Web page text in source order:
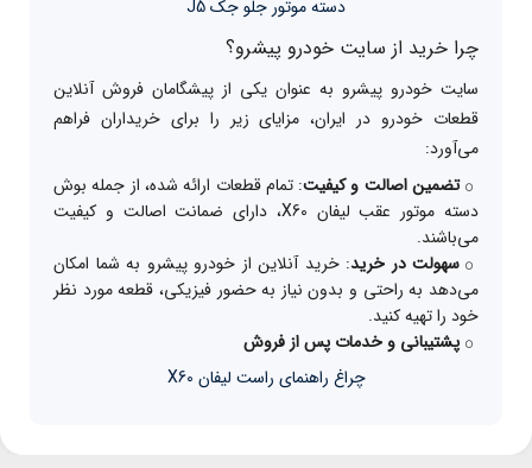
دسته موتور جلو جک J5
چرا خرید از سایت خودرو پیشرو؟
سایت خودرو پیشرو به عنوان یکی از پیشگامان فروش آنلاین
قطعات خودرو در ایران، مزایای زیر را برای خریداران فراهم
می‌آورد:
تضمین اصالت و کیفیت: تمام قطعات ارائه شده، از جمله بوش
دسته موتور عقب لیفان X60، دارای ضمانت اصالت و کیفیت
می‌باشند.
سهولت در خرید: خرید آنلاین از خودرو پیشرو به شما امکان
می‌دهد به راحتی و بدون نیاز به حضور فیزیکی، قطعه مورد نظر
خود را تهیه کنید.
پشتیبانی و خدمات پس از فروش
چراغ راهنمای راست لیفان X60